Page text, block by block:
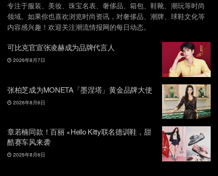
专注于服装、美妆、珠宝名表、奢侈品、箱包、鞋靴、潮玩等时尚
领域。如果你也喜欢浏览时尚资讯，对奢侈品、潮牌、球鞋文化等
内容感兴趣！欢迎关注潮流情报网的每日动态。
可比克官宣张凌赫成为品牌代言人
2026年8月7日
张柏芝成为MONETA「墨涅塔」黄金品牌大使
2026年8月6日
章若楠同款！百丽 ×Hello Kitty联名德训鞋，甜
酷赛车风来袭
2026年8月6日